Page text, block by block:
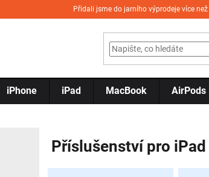
Přidali jsme do jarního výprodeje více než
iPhone iPad MacBook AirPods
Příslušenství pro iPad